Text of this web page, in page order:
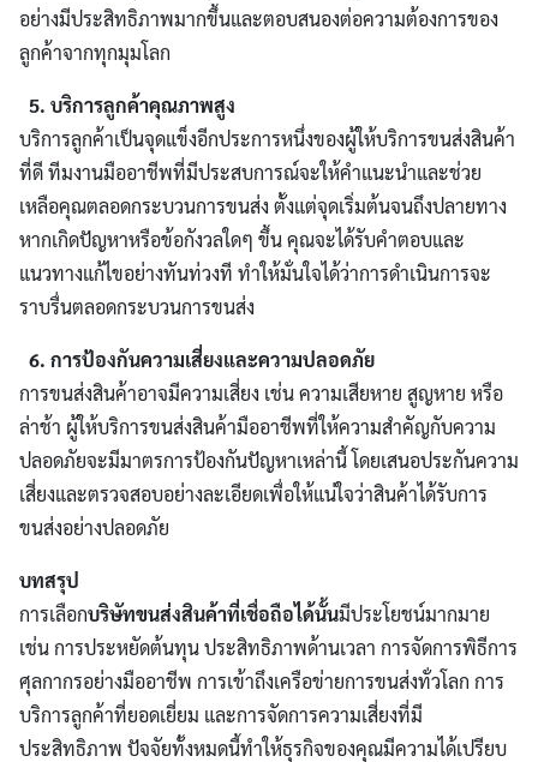
อย่างมีประสิทธิภาพมากขึ้นและตอบสนองต่อความต้องการของ
ลูกค้าจากทุกมุมโลก
5. บริการลูกค้าคุณภาพสูง
บริการลูกค้าเป็นจุดแข็งอีกประการหนึ่งของผู้ให้บริการขนส่งสินค้า
ที่ดี ทีมงานมืออาชีพที่มีประสบการณ์จะให้คำแนะนำและช่วย
เหลือคุณตลอดกระบวนการขนส่ง ตั้งแต่จุดเริ่มต้นจนถึงปลายทาง
หากเกิดปัญหาหรือข้อกังวลใดๆ ขึ้น คุณจะได้รับคำตอบและ
แนวทางแก้ไขอย่างทันท่วงที ทำให้มั่นใจได้ว่าการดำเนินการจะ
ราบรื่นตลอดกระบวนการขนส่ง
6. การป้องกันความเสี่ยงและความปลอดภัย
การขนส่งสินค้าอาจมีความเสี่ยง เช่น ความเสียหาย สูญหาย หรือ
ล่าช้า ผู้ให้บริการขนส่งสินค้ามืออาชีพที่ให้ความสำคัญกับความ
ปลอดภัยจะมีมาตรการป้องกันปัญหาเหล่านี้ โดยเสนอประกันความ
เสี่ยงและตรวจสอบอย่างละเอียดเพื่อให้แน่ใจว่าสินค้าได้รับการ
ขนส่งอย่างปลอดภัย
บทสรุป
การเลือกบริษัทขนส่งสินค้าที่เชื่อถือได้นั้นมีประโยชน์มากมาย
เช่น การประหยัดต้นทุน ประสิทธิภาพด้านเวลา การจัดการพิธีการ
ศุลกากรอย่างมืออาชีพ การเข้าถึงเครือข่ายการขนส่งทั่วโลก การ
บริการลูกค้าที่ยอดเยี่ยม และการจัดการความเสี่ยงที่มี
ประสิทธิภาพ ปัจจัยทั้งหมดนี้ทำให้ธุรกิจของคุณมีความได้เปรียบ